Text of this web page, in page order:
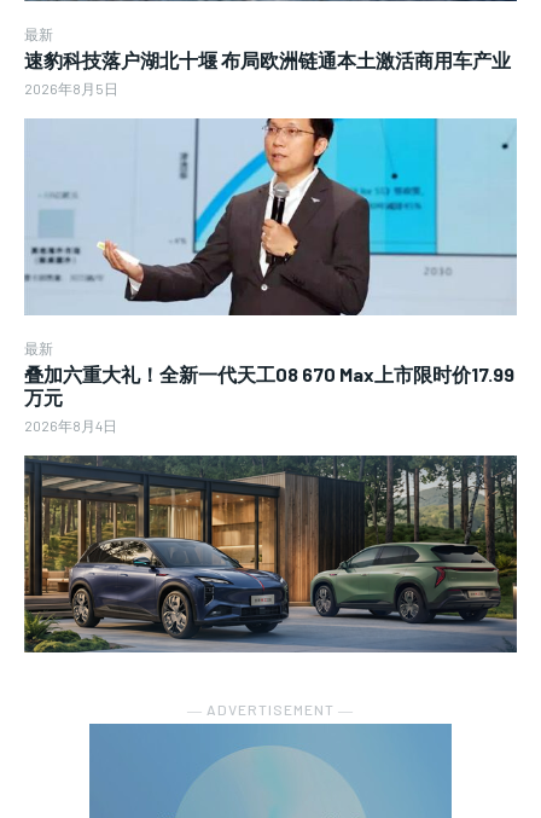
最新
速豹科技落户湖北十堰 布局欧洲链通本土激活商用车产业
2026年8月5日
最新
叠加六重大礼！全新一代天工08 670 Max上市限时价17.99
万元
2026年8月4日
― ADVERTISEMENT ―